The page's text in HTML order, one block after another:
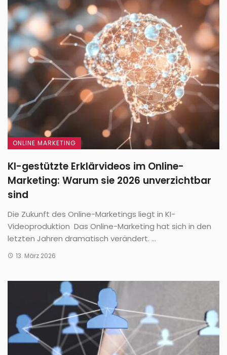
ONLINE MARKETING
KI-gestützte Erklärvideos im Online-
Marketing: Warum sie 2026 unverzichtbar
sind
Die Zukunft des Online-Marketings liegt in KI-
Videoproduktion Das Online-Marketing hat sich in den
letzten Jahren dramatisch verändert. ...
13. März 2026